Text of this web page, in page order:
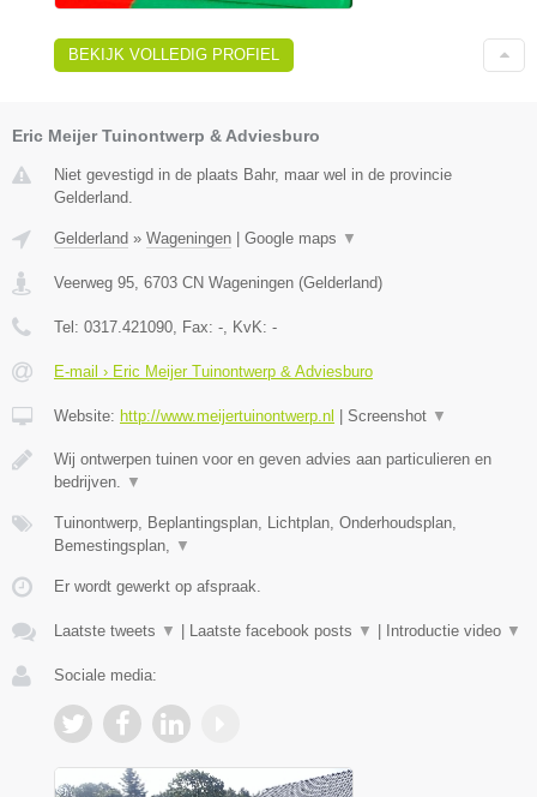
BEKIJK VOLLEDIG PROFIEL
Eric Meijer Tuinontwerp & Adviesburo
Niet gevestigd in de plaats Bahr, maar wel in de provincie
Gelderland.
Gelderland » Wageningen Google maps ▼
Veerweg 95 6703 CN Wageningen (Gelderland)
Tel: 0317.421090 , Fax: - , KvK: -
E-mail › Eric Meijer Tuinontwerp & Adviesburo
Website: http://www.meijertuinontwerp.nl Screenshot ▼
Wij ontwerpen tuinen voor en geven advies aan particulieren en
bedrijven.
▼
Tuinontwerp, Beplantingsplan, Lichtplan, Onderhoudsplan,
Bemestingsplan,
▼
Er wordt gewerkt op afspraak.
Laatste tweets ▼ Laatste facebook posts ▼ Introductie video ▼
Sociale media: